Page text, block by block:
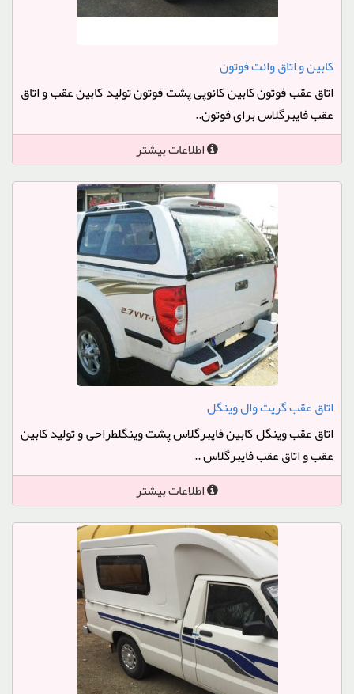
کابین و اتاق وانت فوتون
اتاق عقب فوتون کابین کانوپی پشت فوتون تولید کابین عقب و اتاق
عقب فایبرگلاس برای فوتون..
اطلاعات بیشتر
اتاق عقب گریت وال وینگل
اتاق عقب وینگل کابین فایبرگلاس پشت وینگلطراحی و تولید کابین
عقب و اتاق عقب فایبرگلاس ..
اطلاعات بیشتر